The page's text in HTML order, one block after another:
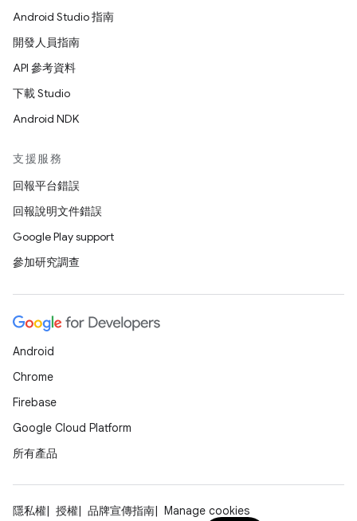
Android Studio 指南
開發人員指南
API 參考資料
下載 Studio
Android NDK
支援服務
回報平台錯誤
回報說明文件錯誤
Google Play support
參加研究調查
Android
Chrome
Firebase
Google Cloud Platform
所有產品
隱私權 授權 品牌宣傳指南 Manage cookies